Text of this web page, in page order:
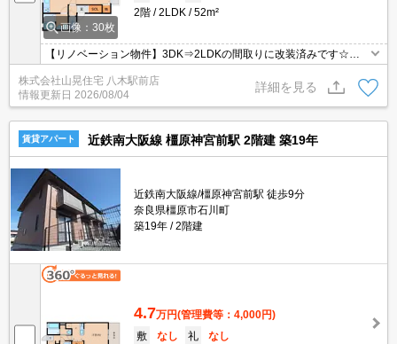
画像：30枚
2階
2LDK 52m²
【リノベーション物件】3DK⇒2LDKの間取りに改装済みです☆シ
ステムキッチン・追い焚き付き・エアコン・TVモニターホンなど設
備も充実！各部屋クローゼットに、玄関もシューズクロゼット付き♪
南見向きで日当たり良好！外壁も改装済みで外観もお部屋もキレイ
ですよ☆彡新婚様にオススメの物件です！
株式会社山晃住宅 八木駅前店
情報更新日 2026/08/04
詳細を見る
賃貸アパート 近鉄南大阪線 橿原神宮前駅 2階建 築19年
近鉄南大阪線/橿原神宮前駅 徒歩9分
奈良県橿原市石川町
築19年
2階建
4.7万円(管理費等：4,000円)
敷
なし 礼
なし